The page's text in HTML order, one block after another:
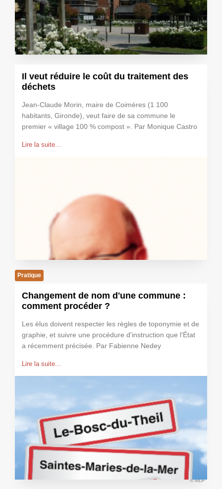
Il veut réduire le coût du traitement des
déchets
Jean-Claude Morin, maire de Coimères (1 100
habitants, Gironde), veut faire de sa commune le
premier « village 100 % compost ». Par Monique Castro
Lire la suite...
Pratique
Changement de nom d'une commune :
comment procéder ?
Les élus doivent respecter les règles de toponymie et de
graphie, et suivre une procédure d'instruction que l'État
a récemment précisée. Par Fabienne Nedey
Lire la suite...
© MDF